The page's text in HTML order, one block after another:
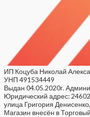
ИП Коцуба Николай
УНП 491534449
Выдан 04.05.2020г.
Юридический адрес:
улица Григория
Магазин внесён в